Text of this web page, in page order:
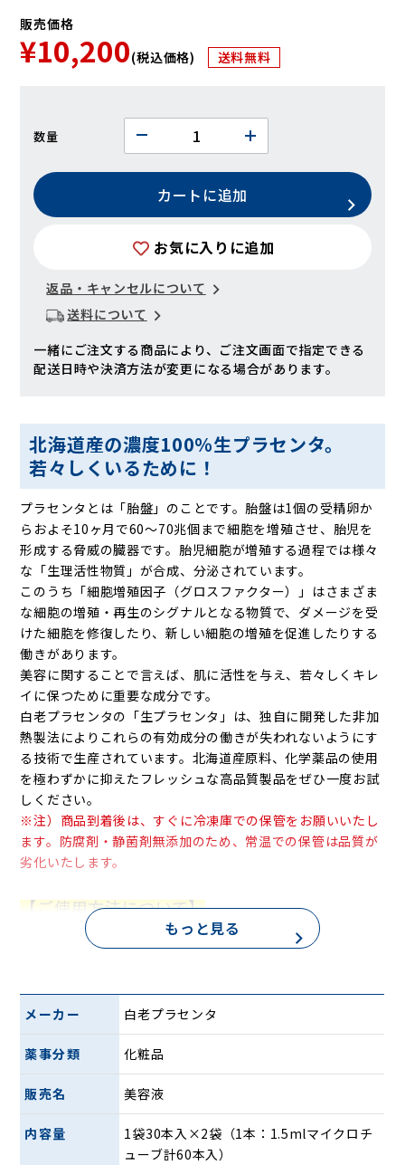
販売価格
¥10,200(税込価格) 送料無料
数量
カートに追加
お気に入りに追加
返品・キャンセルについて
送料について
一緒にご注文する商品により、ご注文画面で指定できる
配送日時や決済方法が変更になる場合があります。
北海道産の濃度100％生プラセンタ。
若々しくいるために！
プラセンタとは「胎盤」のことです。胎盤は1個の受精卵か
らおよそ10ヶ月で60～70兆個まで細胞を増殖させ、胎児を
形成する脅威の臓器です。胎児細胞が増殖する過程では様々
な「生理活性物質」が合成、分泌されています。
このうち「細胞増殖因子（グロスファクター）」はさまざま
な細胞の増殖・再生のシグナルとなる物質で、ダメージを受
けた細胞を修復したり、新しい細胞の増殖を促進したりする
働きがあります。
美容に関することで言えば、肌に活性を与え、若々しくキレ
イに保つために重要な成分です。
白老プラセンタの「生プラセンタ」は、独自に開発した非加
熱製法によりこれらの有効成分の働きが失われないようにす
る技術で生産されています。北海道産原料、化学薬品の使用
を極わずかに抑えたフレッシュな高品質製品をぜひ一度お試
しください。
※注）商品到着後は、すぐに冷凍庫での保管をお願いいたし
ます。防腐剤・静菌剤無添加のため、常温での保管は品質が
劣化いたします。
【ご使用方法について】
①冷凍状態のパックから使用する分のマイクロチューブを取
り出し、自然解凍もしくは冷蔵庫解凍で解凍してください。
②キャップを開けて中身を手にとり、洗顔後のお肌にやさし
くなじませてください。
※北海道（白老町）より商品を直送します。
もっと見る
メーカー 白老プラセンタ
薬事分類 化粧品
販売名 美容液
内容量
1袋30本入×2袋（1本：1.5mlマイクロチ
ューブ計60本入）